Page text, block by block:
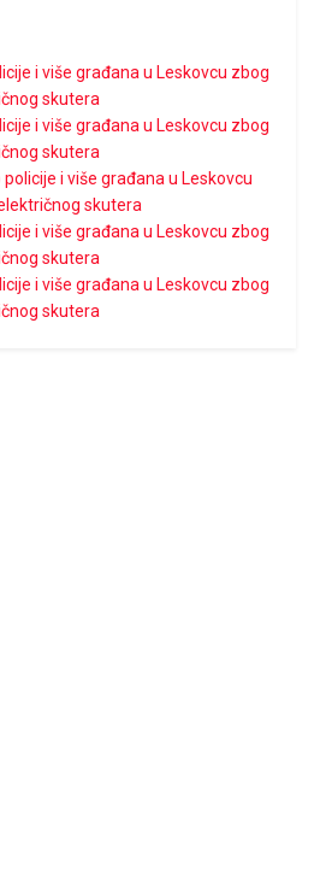
i više građana u Leskovcu zbog
skutera
i više građana u Leskovcu zbog
skutera
policije i više građana u Leskovcu
skutera
i više građana u Leskovcu zbog
skutera
i više građana u Leskovcu zbog
skutera